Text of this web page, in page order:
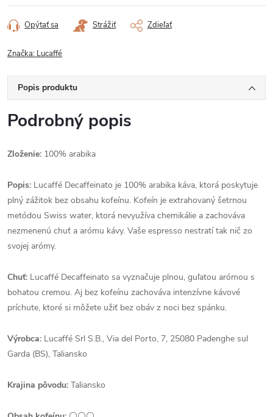
Opýtať sa Strážiť Zdieľať
Značka: Lucaffé
Popis produktu
Podrobný popis
Zloženie: 100% arabika
Popis: Lucaffé Decaffeinato je 100% arabika káva, ktorá poskytuje
plný zážitok bez obsahu kofeínu. Kofeín je extrahovaný šetrnou
metódou Swiss water, ktorá nevyužíva chemikálie a zachováva
nezmenenú chuť a arómu kávy. Vaše espresso nestratí tak nič zo
svojej arómy.
Chuť: Lucaffé Decaffeinato sa vyznačuje plnou, guľatou arómou s
bohatou cremou. Aj bez kofeínu zachováva intenzívne kávové
príchute, ktoré si môžete užiť bez obáv z noci bez spánku.
Výrobca: Lucaffé Srl S.B., Via del Porto, 7, 25080 Padenghe sul
Garda (BS), Taliansko
Krajina pôvodu: Taliansko